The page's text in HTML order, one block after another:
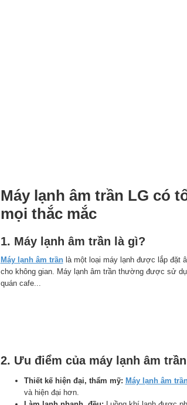
Máy lạnh âm trần LG có
mọi thắc mắc
1. Máy lạnh âm trần là gì?
Máy lạnh âm trầnlà một loại máy lạnh được lắp đặt
cho không gian. Máy lạnh âm trần thường được sử
quán cafe...
2. Ưu điểm của máy lạnh âm
Thiết kế hiện đại, thẩm mỹ: Máy lạnh âm
và hiện đại hơn.